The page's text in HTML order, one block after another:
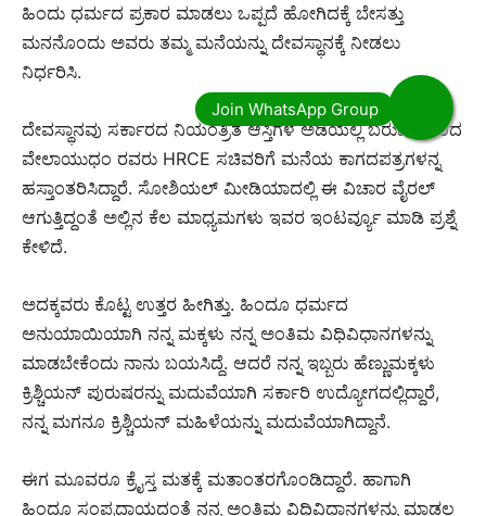
ಹಿಂದು ಧರ್ಮದ ಪ್ರಕಾರ ಮಾಡಲು ಒಪ್ಪದೆ ಹೋಗಿದಕ್ಕೆ ಬೇಸತ್ತು
ಮನನೊಂದು ಅವರು ತಮ್ಮ ಮನೆಯನ್ನು ದೇವಸ್ಥಾನಕ್ಕೆ ನೀಡಲು
ನಿರ್ಧರಿಸಿ.
ದೇವಸ್ಥಾನವು ಸರ್ಕಾರದ ನಿಯಂತ್ರಿತ ಆಸ್ತಿಗಳ ಅಡಿಯಲ್ಲಿ ಬರುವುದರಿಂದ
ವೇಲಾಯುಧಂ ರವರು HRCE ಸಚಿವರಿಗೆ ಮನೆಯ ಕಾಗದಪತ್ರಗಳನ್ನ
ಹಸ್ತಾಂತರಿಸಿದ್ದಾರೆ. ಸೋಶಿಯಲ್ ಮೀಡಿಯಾದಲ್ಲಿ ಈ ವಿಚಾರ ವೈರಲ್
ಆಗುತ್ತಿದ್ದಂತೆ ಅಲ್ಲಿನ ಕೆಲ ಮಾಧ್ಯಮಗಳು ಇವರ ಇಂಟರ್ವ್ಯೂ ಮಾಡಿ ಪ್ರಶ್ನೆ
ಕೇಳಿದೆ.
ಅದಕ್ಕವರು ಕೊಟ್ಟ ಉತ್ತರ ಹೀಗಿತ್ತು. ಹಿಂದೂ ಧರ್ಮದ
ಅನುಯಾಯಿಯಾಗಿ ನನ್ನ ಮಕ್ಕಳು ನನ್ನ ಅಂತಿಮ ವಿಧಿವಿಧಾನಗಳನ್ನು
ಮಾಡಬೇಕೆಂದು ನಾನು ಬಯಸಿದ್ದೆ. ಆದರೆ ನನ್ನ ಇಬ್ಬರು ಹೆಣ್ಣುಮಕ್ಕಳು
ಕ್ರಿಶ್ಚಿಯನ್ ಪುರುಷರನ್ನು ಮದುವೆಯಾಗಿ ಸರ್ಕಾರಿ ಉದ್ಯೋಗದಲ್ಲಿದ್ದಾರೆ,
ನನ್ನ ಮಗನೂ ಕ್ರಿಶ್ಚಿಯನ್ ಮಹಿಳೆಯನ್ನು ಮದುವೆಯಾಗಿದ್ದಾನೆ.
ಈಗ ಮೂವರೂ ಕ್ರೈಸ್ತ ಮತಕ್ಕೆ ಮತಾಂತರಗೊಂಡಿದ್ದಾರೆ. ಹಾಗಾಗಿ
ಹಿಂದೂ ಸಂಪ್ರದಾಯದಂತೆ ನನ್ನ ಅಂತಿಮ ವಿಧಿವಿಧಾನಗಳನ್ನು ಮಾಡಲ್ಲ